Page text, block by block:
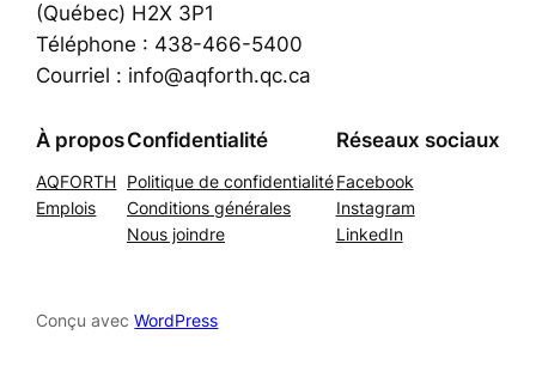
(Québec) H2X 3P1
Téléphone : 438-466-5400
Courriel : info@aqforth.qc.ca
À propos
AQFORTH
Emplois
Confidentialité
Politique de confidentialité
Conditions générales
Nous joindre
Réseaux sociaux
Facebook
Instagram
LinkedIn
Conçu avecWordPress